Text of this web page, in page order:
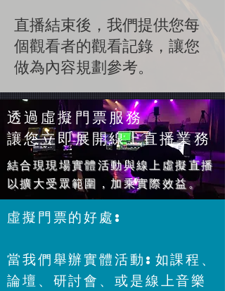
直播結束後，我們提供您每
個觀看者的觀看記錄，讓您
做為內容規劃參考。
​透過虛擬門票服務
讓您立即展開線上直播業務
結合現現場實體活動與線上虛擬直播
以擴大受眾範圍，加乘實際效益。
虛擬門票的好處:
​當我們舉辦實體活動:如課程、
論壇、研討會、或是線上音樂